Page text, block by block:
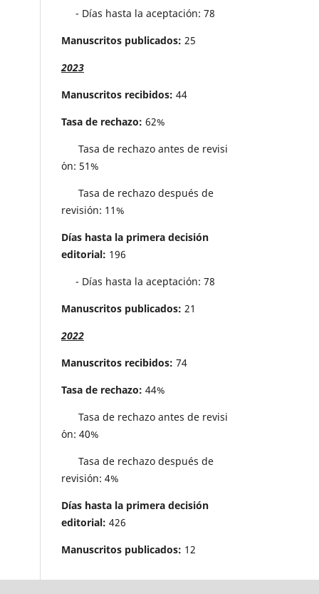
- Días hasta la aceptación: 78
Manuscritos publicados: 25
2023
Manuscritos recibidos: 44
Tasa de rechazo: 62%
Tasa de rechazo antes de revisi
´on: 51%
Tasa de rechazo después de
revisión: 11%
Días hasta la primera decisión
editorial: 196
- Días hasta la aceptación: 78
Manuscritos publicados: 21
2022
Manuscritos recibidos: 74
Tasa de rechazo: 44%
Tasa de rechazo antes de revisi
´on: 40%
Tasa de rechazo después de
revisión: 4%
Días hasta la primera decisión
editorial: 426
Manuscritos publicados: 12